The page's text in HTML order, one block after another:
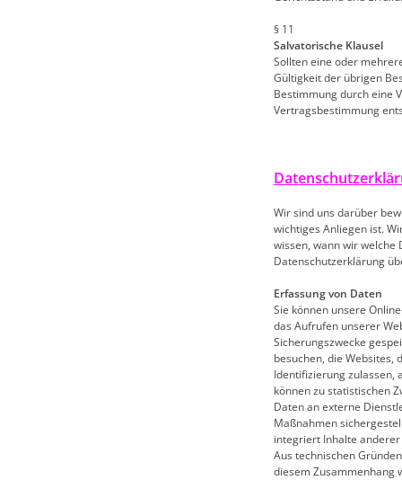
§ 11
Salvatorische Klausel
Sollten eine oder
Gültigkeit der übrigen
Bestimmung durch eine
Vertragsbestimmung
Wir sind uns darüber
wichtiges Anliegen ist.
wissen, wann wir welche
Datenschutzerklärung
Erfassung von Daten
Sie können unsere
das Aufrufen unserer
Sicherungszwecke
besuchen, die Websites,
Identifizierung zulassen,
können zu statistischen
Daten an externe
Maßnahmen
integriert Inhalte
Aus technischen
diesem Zusammenhang